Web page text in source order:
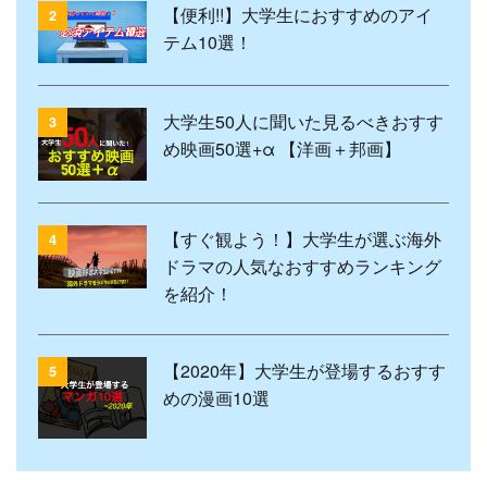
2
【便利!!】大学生におすすめのアイ
テム10選！
3
大学生50人に聞いた見るべきおすす
め映画50選+α 【洋画＋邦画】
4
【すぐ観よう！】大学生が選ぶ海外
ドラマの人気なおすすめランキング
を紹介！
5
【2020年】大学生が登場するおすす
めの漫画10選